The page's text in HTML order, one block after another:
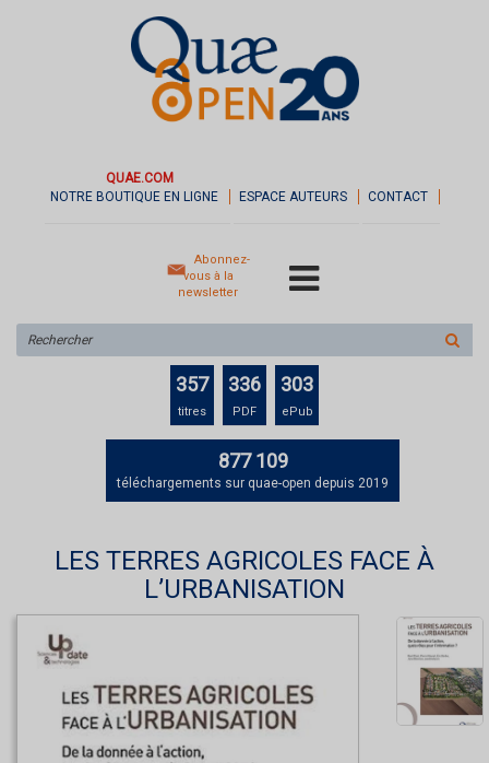
QUAE.COM
NOTRE BOUTIQUE EN LIGNE
ESPACE AUTEURS CONTACT
Abonnez-
vous à la
newsletter
sur
le
357
titres
336
PDF
303
ePub
877 109
téléchargements sur quae-open depuis 2019
LES TERRES AGRICOLES FACE À
L’URBANISATION